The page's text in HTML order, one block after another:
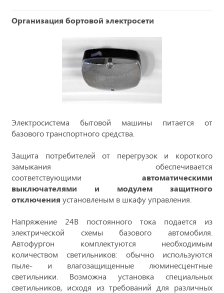
Организация бортовой электросети
Электросистема бытовой машины питается от
базового транспортного средства.
Защита потребителей от перегрузок и короткого
замыкания обеспечивается
соответствующими автоматическими
выключателями и модулем защитного
отключения установленым в шкафу управления.
Напряжение 24В постоянного тока подается из
электрической схемы базового автомобиля.
Автофургон комплектуются необходимым
количеством светильников: обычно используются
пыле- и влагозащищенные люминесцентные
светильники. Возможна установка специальных
светильников, исходя из требований для различных